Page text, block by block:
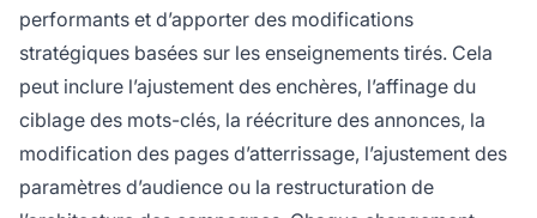
performants et d’apporter des modifications
stratégiques basées sur les enseignements tirés. Cela
peut inclure l’ajustement des enchères, l’affinage du
ciblage des mots-clés, la réécriture des annonces, la
modification des pages d’atterrissage, l’ajustement des
paramètres d’audience ou la restructuration de